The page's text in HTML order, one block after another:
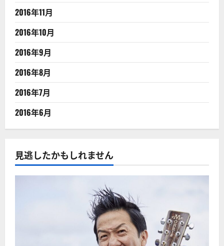
2016年11月
2016年10月
2016年9月
2016年8月
2016年7月
2016年6月
見逃したかもしれません